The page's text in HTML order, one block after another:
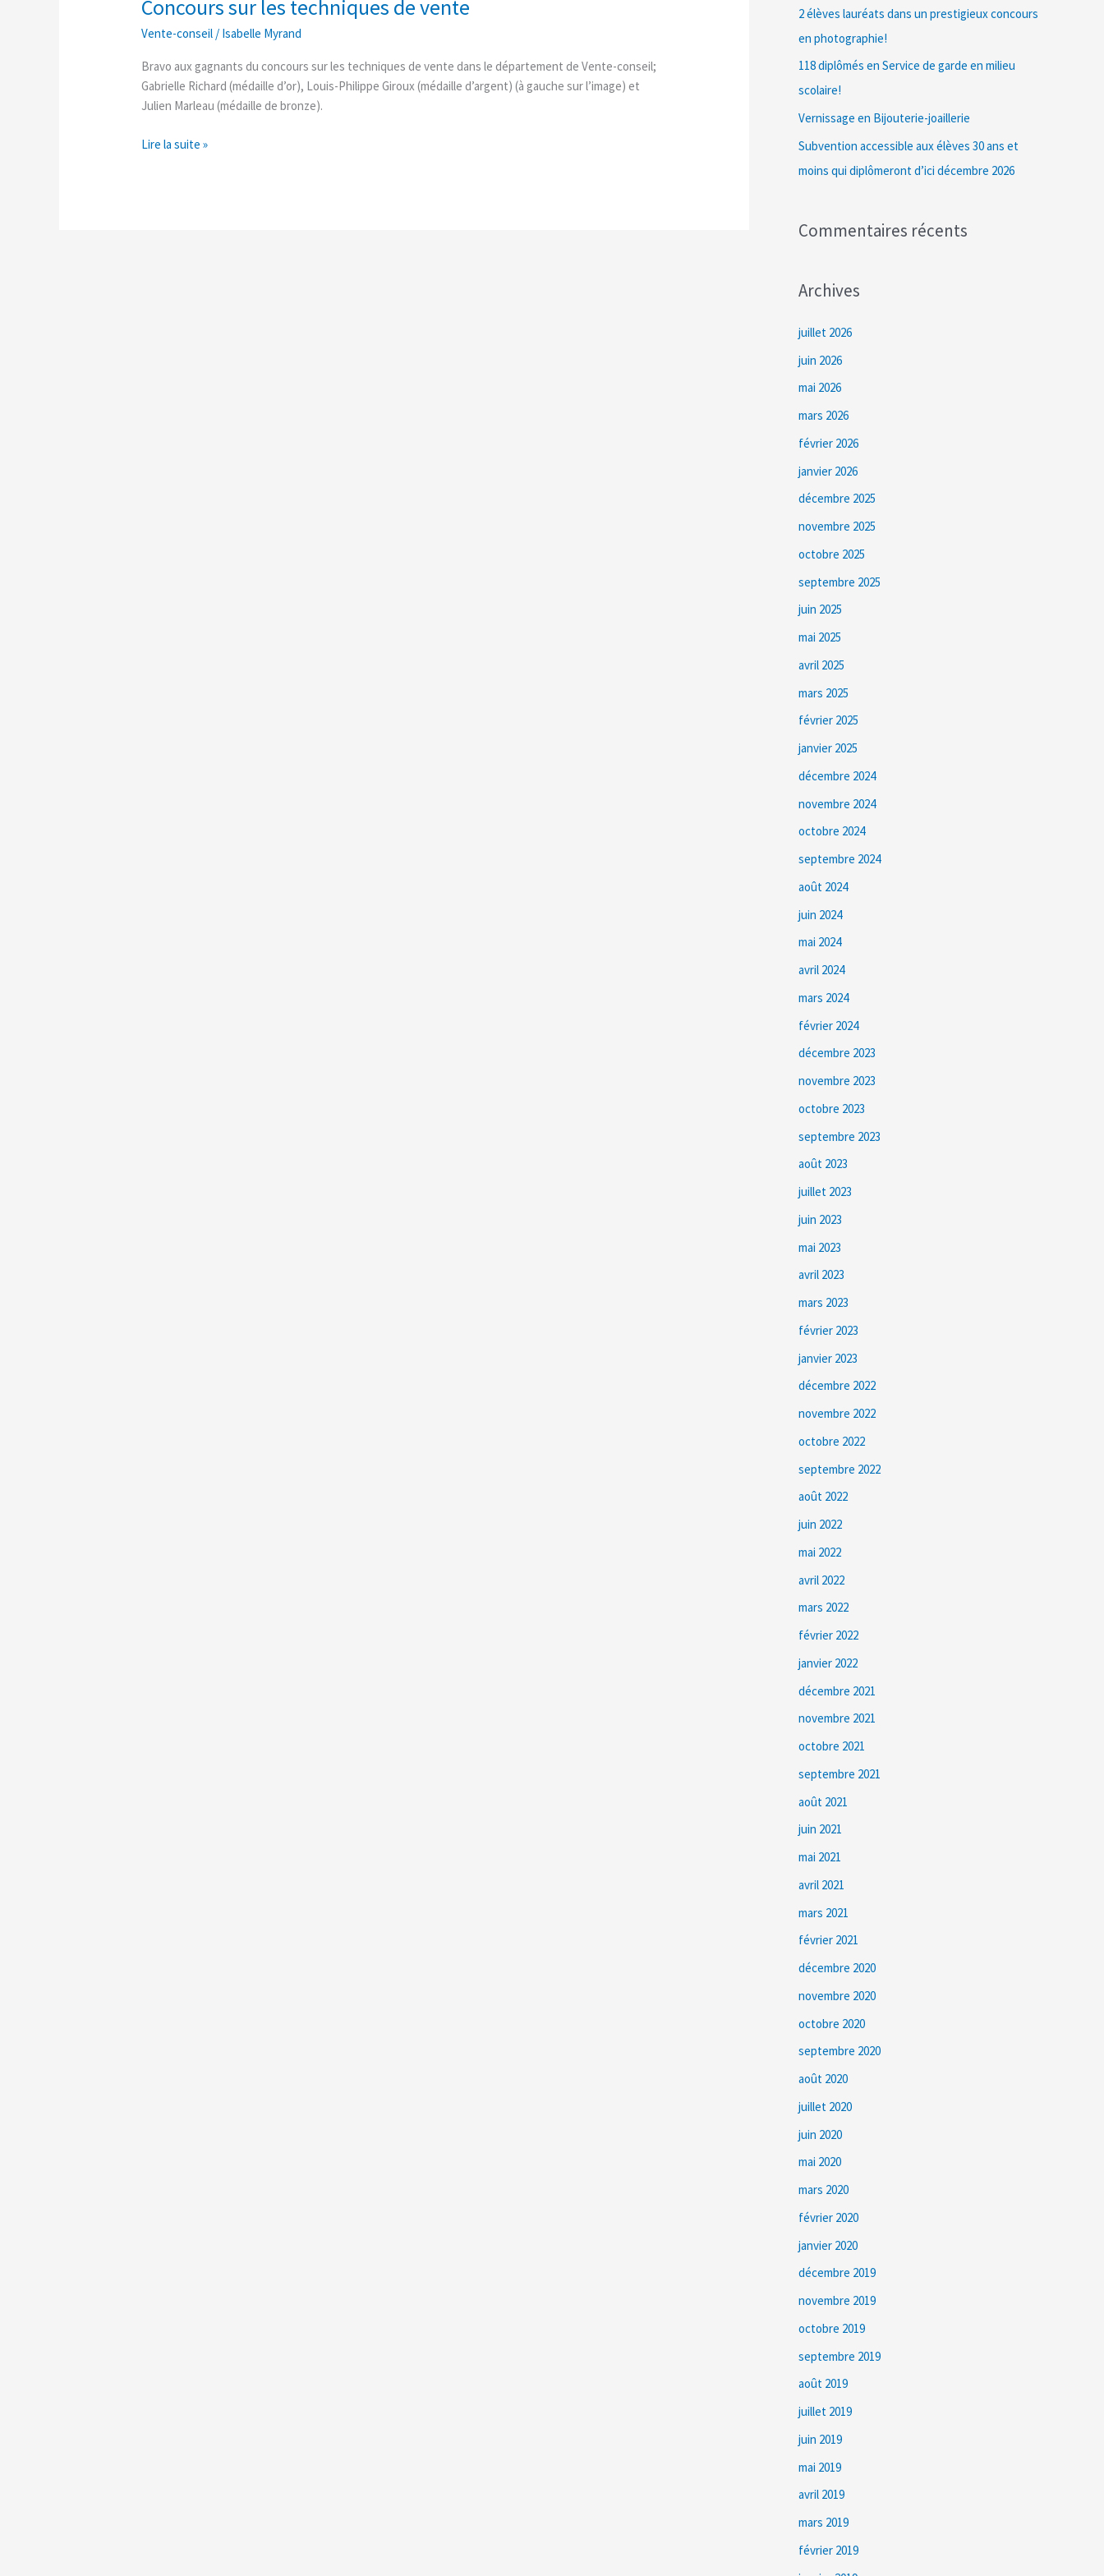
Concours sur les techniques de vente
Vente-conseil / Isabelle Myrand
Bravo aux gagnants du concours sur les techniques de vente dans le département de Vente-conseil;
Gabrielle Richard (médaille d’or), Louis-Philippe Giroux (médaille d’argent) (à gauche sur l’image) et
Julien Marleau (médaille de bronze).
les
techniques
de
vente
Lire la suite »
2 élèves lauréats dans un prestigieux concours
en photographie!
118 diplômés en Service de garde en milieu
scolaire!
Vernissage en Bijouterie-joaillerie
Subvention accessible aux élèves 30 ans et
moins qui diplômeront d’ici décembre 2026
Commentaires récents
Archives
juillet 2026
juin 2026
mai 2026
mars 2026
février 2026
janvier 2026
décembre 2025
novembre 2025
octobre 2025
septembre 2025
juin 2025
mai 2025
avril 2025
mars 2025
février 2025
janvier 2025
décembre 2024
novembre 2024
octobre 2024
septembre 2024
août 2024
juin 2024
mai 2024
avril 2024
mars 2024
février 2024
décembre 2023
novembre 2023
octobre 2023
septembre 2023
août 2023
juillet 2023
juin 2023
mai 2023
avril 2023
mars 2023
février 2023
janvier 2023
décembre 2022
novembre 2022
octobre 2022
septembre 2022
août 2022
juin 2022
mai 2022
avril 2022
mars 2022
février 2022
janvier 2022
décembre 2021
novembre 2021
octobre 2021
septembre 2021
août 2021
juin 2021
mai 2021
avril 2021
mars 2021
février 2021
décembre 2020
novembre 2020
octobre 2020
septembre 2020
août 2020
juillet 2020
juin 2020
mai 2020
mars 2020
février 2020
janvier 2020
décembre 2019
novembre 2019
octobre 2019
septembre 2019
août 2019
juillet 2019
juin 2019
mai 2019
avril 2019
mars 2019
février 2019